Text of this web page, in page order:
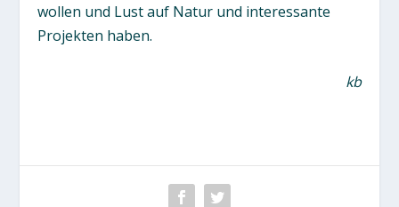
wollen und Lust auf Natur und interessante
Projekten haben.
kb